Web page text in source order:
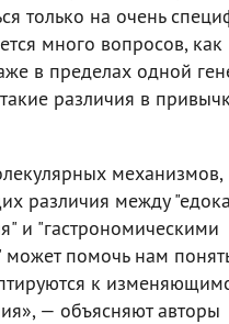
только на очень
много вопросов, как
в пределах одной
различия в
механизмов,
различия между
и "гастрономическими
может помочь нам
к
— объясняют авторы